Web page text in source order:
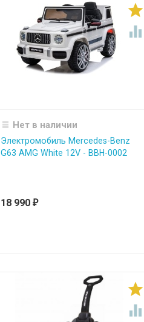


Нет в наличии
Электромобиль Mercedes-Benz
G63 AMG White 12V - BBH-0002
18 990 ₽

